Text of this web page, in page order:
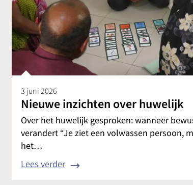
3 juni 2026
Nieuwe inzichten over huwelijk
Over het huwelijk gesproken: wanneer
verandert “Je ziet een volwassen persoon,
het…
Lees verder